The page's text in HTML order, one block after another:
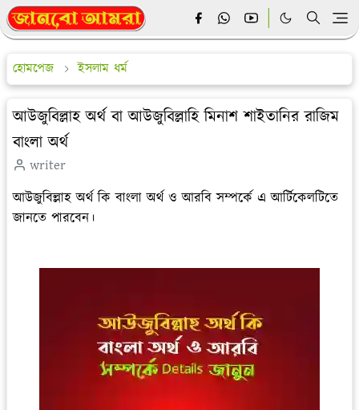
হোমপেজ ইসলাম ধর্ম
আউজুবিল্লাহ অর্থ বা আউজুবিল্লাহি মিনাশ শাইতানির রাজিম
বাংলা অর্থ
writer
আউজুবিল্লাহ অর্থ কি বাংলা অর্থ ও আরবি সম্পর্কে এ আর্টিকেলটিতে
জানতে পারবেন।